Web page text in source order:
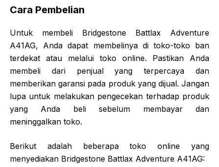
Cara Pembelian
Untuk membeli Bridgestone Battlax Adventure
A41AG, Anda dapat membelinya di toko-toko ban
terdekat atau melalui toko online. Pastikan Anda
membeli dari penjual yang terpercaya dan
memberikan garansi pada produk yang dijual. Jangan
lupa untuk melakukan pengecekan terhadap produk
yang Anda beli sebelum membayar dan
meninggalkan toko.
Berikut adalah beberapa toko online yang
menyediakan Bridgestone Battlax Adventure A41AG: